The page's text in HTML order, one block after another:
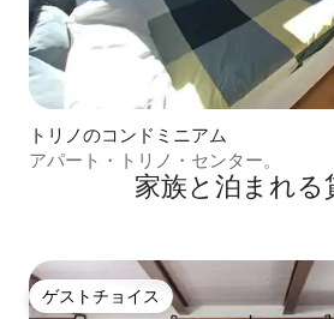
トリノのコンドミニアム
アパート・トリノ・センター。
家族と泊まれる
ゲストチョイス
ゲストチョイス